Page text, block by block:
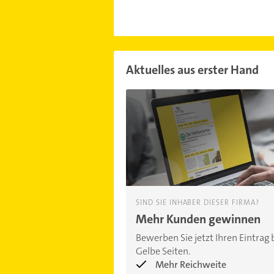
Aktuelles aus erster Hand
SIND SIE INHABER DIESER FIRMA?
Mehr Kunden gewinnen
Bewerben Sie jetzt Ihren Eintrag
Gelbe Seiten.
Mehr Reichweite